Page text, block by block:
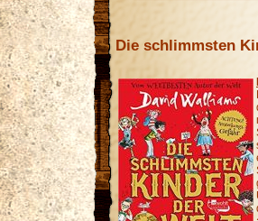
Die schlimmsten